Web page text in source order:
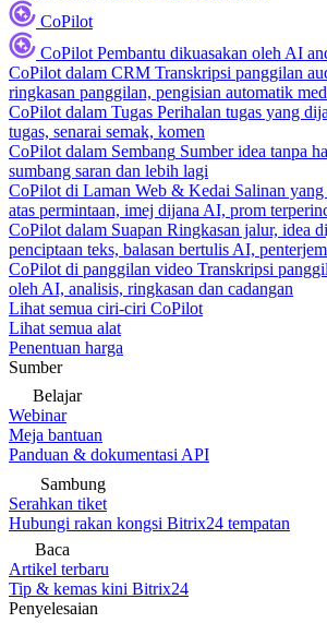
CoPilot
CoPilot Pembantu dikuasakan oleh AI
CoPilot dalam CRM Transkripsi panggilan
ringkasan panggilan, pengisian automatik
CoPilot dalam Tugas Perihalan tugas yang
tugas, senarai semak, komen
CoPilot dalam Sembang Sumber idea tanpa
sumbang saran dan lebih lagi
CoPilot di Laman Web & Kedai Salinan
atas permintaan, imej dijana AI, prom
CoPilot dalam Suapan Ringkasan jalur, idea
penciptaan teks, balasan bertulis AI,
CoPilot di panggilan video Transkripsi
oleh AI, analisis, ringkasan dan cadangan
Lihat semua ciri-ciri CoPilot
Lihat semua alat
Penentuan harga
Sumber
Belajar
Webinar
Meja bantuan
Panduan & dokumentasi API
Sambung
Serahkan tiket
Hubungi rakan kongsi Bitrix24 tempatan
Baca
Artikel terbaru
Tip & kemas kini Bitrix24
Penyelesaian